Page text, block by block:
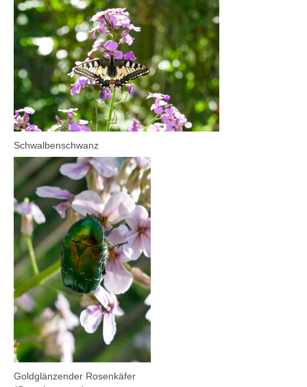
Schwalbenschwanz
Goldglänzender Rosenkäfer